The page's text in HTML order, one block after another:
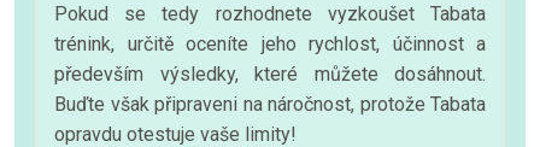
Pokud se tedy rozhodnete vyzkoušet Tabata
trénink, určitě oceníte jeho rychlost, účinnost a
především výsledky, které můžete dosáhnout.
Buďte však připraveni na náročnost, protože Tabata
opravdu otestuje vaše limity!